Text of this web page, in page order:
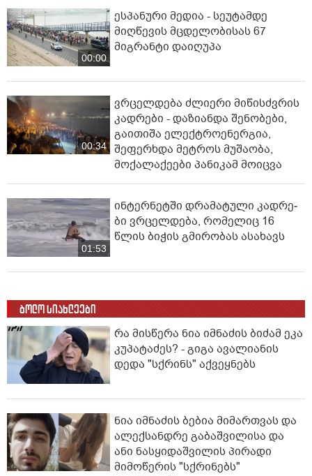
00:00
ესპანური მედია - სეუტამდე
მიღწევის მცდელობისას 67
მიგრანტი დაიღუპა
00:34
ვრცელდება ძლიერი მიწისძვრის
კადრები - დაზიანდა შენობები,
გაითიშა ელექტროენერგია,
შეფერხდა მეტროს მუშაობა,
მოქალაქეები პანიკამ მოიცვა
01:53
ინ­ტერ­ნეტ­ში დრა­მა­ტუ­ლი კად­რე­
ბი ვრცელდება, რომელიც 16
წლის ბიჭის გმირობას ასახავს
ბოლო სიახლეები
რა მისწერა ნია იმნაძის ბიძამ ეკა
კუპატაძეს? - გიგა ავალიანის
დედა "სქრინს" აქვეყნებს
ნია იმნაძის ბებია მიმართვას და
ალექსანდრე გაბაშვილისა და
ანი ნასყიდაშვილის პირადი
მიმოწერის "სქრინებს"